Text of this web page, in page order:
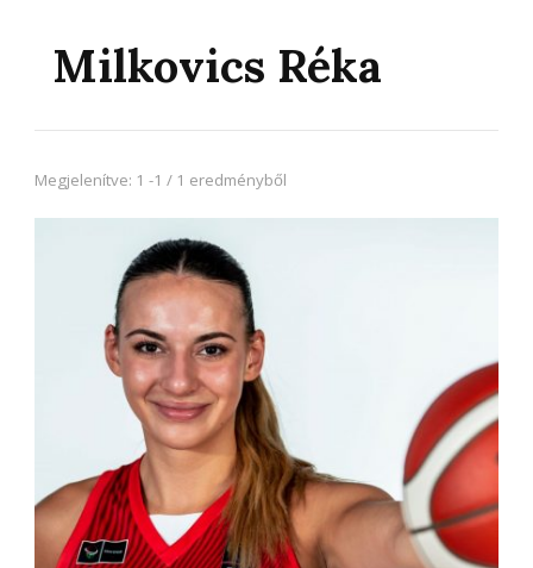
Milkovics Réka
Megjelenítve: 1 -1 / 1 eredményből